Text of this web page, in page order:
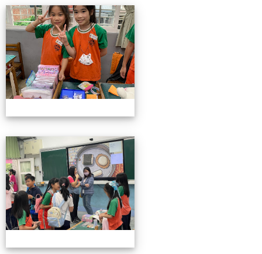
4/26親職教育日(中年級)
4/26親職教育日(中年級)